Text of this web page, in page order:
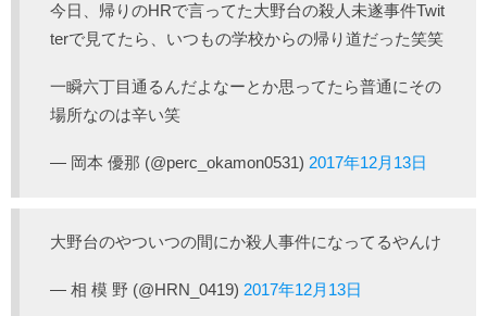
今日、帰りのHRで言ってた大野台の殺人未遂事件Twit
terで見てたら、いつもの学校からの帰り道だった笑笑
一瞬六丁目通るんだよなーとか思ってたら普通にその
場所なのは辛い笑
— 岡本 優那 (@perc_okamon0531) 2017年12月13日
大野台のやついつの間にか殺人事件になってるやんけ
— 相 模 野 (@HRN_0419) 2017年12月13日